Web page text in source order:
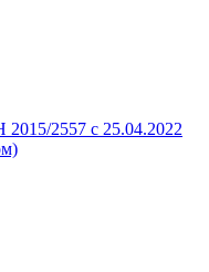
2015/2557 с 25.04.2022